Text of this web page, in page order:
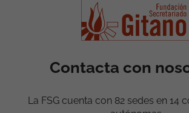
Contacta con
La FSG cuenta con 82 sedes en 14